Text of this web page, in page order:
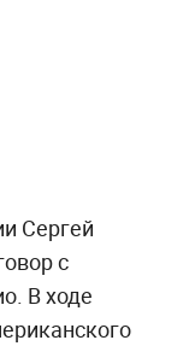
Сергей
с
В ходе